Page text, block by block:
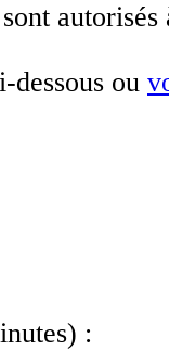
autorisés
dessous ou
: